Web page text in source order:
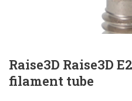
Raise3D Raise3D
filament tube